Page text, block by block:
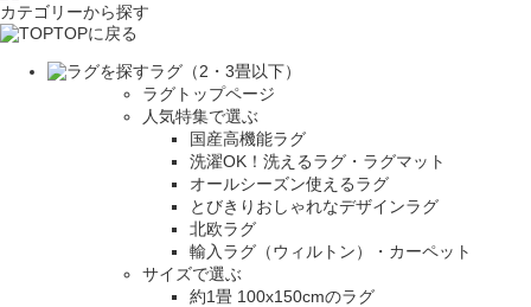
カテゴリーから探す
TOPに戻る
ラグ（2・3畳以下）
ラグトップページ
人気特集で選ぶ
国産高機能ラグ
洗濯OK！洗えるラグ・ラグマット
オールシーズン使えるラグ
とびきりおしゃれなデザインラグ
北欧ラグ
輸入ラグ（ウィルトン）・カーペット
サイズで選ぶ
約1畳 100x150cmのラグ